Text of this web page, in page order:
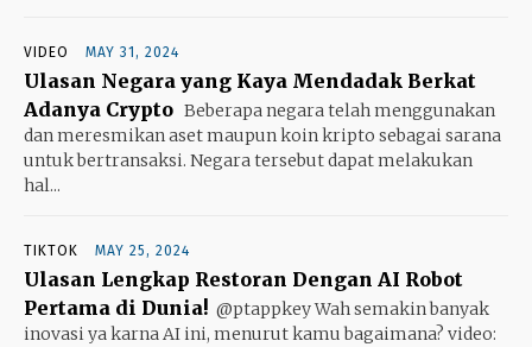
VIDEO MAY 31, 2024
Ulasan Negara yang Kaya Mendadak Berkat
Adanya Crypto Beberapa negara telah menggunakan
dan meresmikan aset maupun koin kripto sebagai sarana
untuk bertransaksi. Negara tersebut dapat melakukan
hal...
TIKTOK MAY 25, 2024
Ulasan Lengkap Restoran Dengan AI Robot
Pertama di Dunia! @ptappkey Wah semakin banyak
inovasi ya karna AI ini, menurut kamu bagaimana? video: